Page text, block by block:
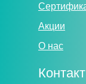
Акции
О нас